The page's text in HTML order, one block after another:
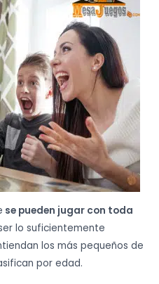
se pueden jugar con toda
lo suficientemente
los más pequeños de
por edad.